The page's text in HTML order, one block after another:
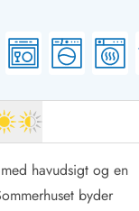
af 5
havudsigt og en
byder